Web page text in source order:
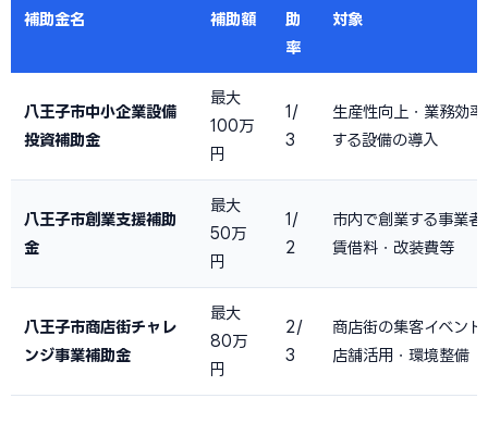
補助金名 補助額
助
率
対象
八王子市中小企業設備
投資補助金
最大
100万
円
1/
3
生産性向上・業務効
する設備の導入
八王子市創業支援補助
金
最大
50万
円
1/
2
市内で創業する事業者
賃借料・改装費等
八王子市商店街チャレ
ンジ事業補助金
最大
80万
円
2/
3
商店街の集客イベント
店舗活用・環境整備